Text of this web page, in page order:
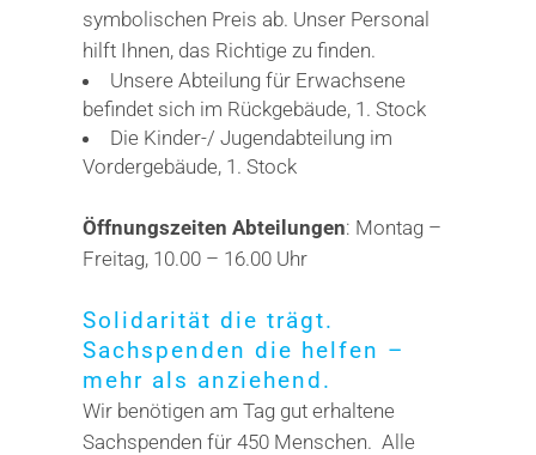
symbolischen Preis ab. Unser Personal
hilft Ihnen, das Richtige zu finden.
Unsere Abteilung für Erwachsene
befindet sich im Rückgebäude, 1. Stock
Die Kinder-/ Jugendabteilung im
Vordergebäude, 1. Stock
Öffnungszeiten Abteilungen: Montag –
Freitag, 10.00 – 16.00 Uhr
Solidarität die trägt.
Sachspenden die helfen –
mehr als anziehend.
Wir benötigen am Tag gut erhaltene
Sachspenden für 450 Menschen. Alle